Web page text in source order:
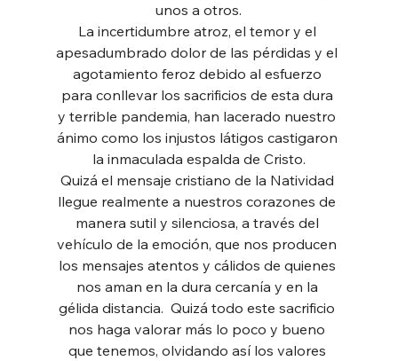
unos a otros.
La incertidumbre atroz, el temor y el
apesadumbrado dolor de las pérdidas y el
agotamiento feroz debido al esfuerzo
para conllevar los sacrificios de esta dura
y terrible pandemia, han lacerado nuestro
ánimo como los injustos látigos castigaron
la inmaculada espalda de Cristo.
Quizá el mensaje cristiano de la Natividad
llegue realmente a nuestros corazones de
manera sutil y silenciosa, a través del
vehículo de la emoción, que nos producen
los mensajes atentos y cálidos de quienes
nos aman en la dura cercanía y en la
gélida distancia.  Quizá todo este sacrificio
nos haga valorar más lo poco y bueno
que tenemos, olvidando así los valores